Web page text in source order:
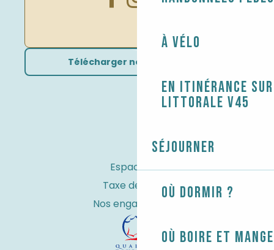
À vélo
En itinérance
littorale V45
Séjourner
Où dormir ?
Où boire et
Télécharger nos brochures
Espace Pro
Taxe de séjour
Nos engagements